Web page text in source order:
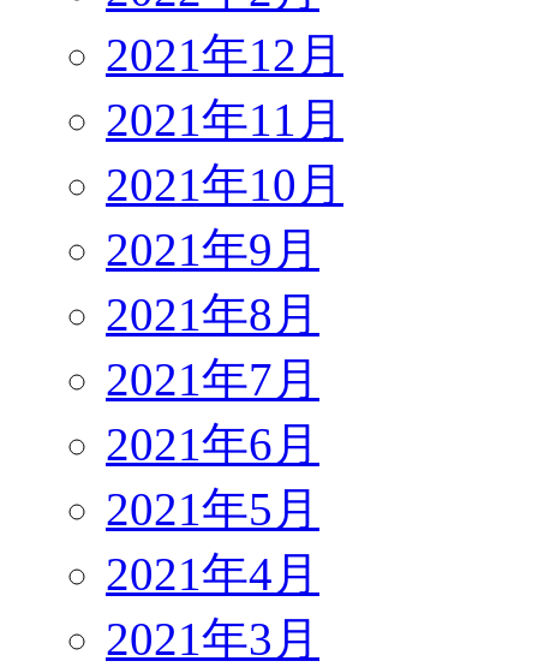
2021年12月
2021年11月
2021年10月
2021年9月
2021年8月
2021年7月
2021年6月
2021年5月
2021年4月
2021年3月